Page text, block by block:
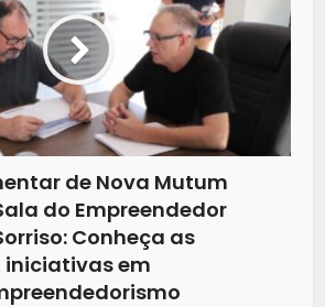
de Nova Mutum
do Empreendedor
Conheça as
iniciativas em